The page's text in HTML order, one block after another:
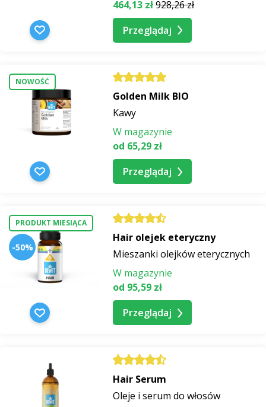
464,13 zł928,26 zł
Przeglądaj
NOWOŚĆ
Golden Milk BIO
Kawy
W magazynie
od 65,29 zł
Przeglądaj
PRODUKT MIESIĄCA
-50%
Hair olejek eteryczny
Mieszanki olejków eterycznych
W magazynie
od 95,59 zł
Przeglądaj
Hair Serum
Oleje i serum do włosów